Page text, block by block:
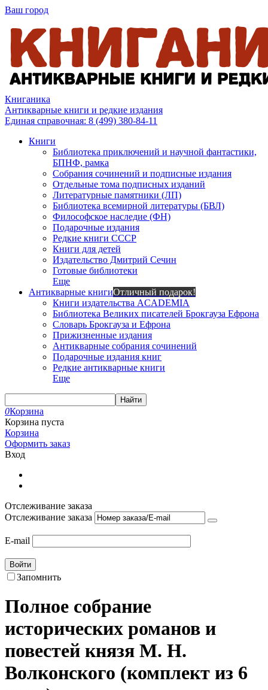
Ваш город
Книганика
Антикварные книги и редкие издания
Единая справочная: 8 (499) 380-84-11
Книги
Библиотека приключений и научной фантастики,
БПНФ, рамка
Собрания сочинений и подписные издания
Отдельные тома подписных изданий
Литературные памятники (ЛП)
Библиотека всемирной литературы (БВЛ)
Философское наследие (ФН)
Подарочные издания
Редкие книги СССР
Книги для детей
Издательство Дмитрий Сечин
Готовые библиотеки
Еще
Антикварные книгиОтличный подарок!
Книги издательства ACADEMIA
Библиотека Великих писателей Брокгауза Ефрона
Словарь Брокгауза и Ефрона
Прижизненные издания
Антикварные собрания сочинений
Подарочные издания книг
Редкие антикварные книги
Еще
Найти
0Корзина
Корзина пуста
Корзина
Оформить заказ
Вход
Отслеживание заказа
Отслеживание заказа
E-mail
Войти
Запомнить
Полное собрание
исторических романов и
повестей князя М. Н.
Волконского (комплект из 6